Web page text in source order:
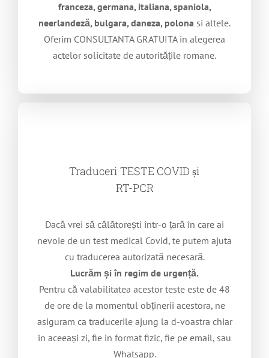
franceza, germana, italiana, spaniola,
neerlandeză, bulgara, daneza, polona si altele.
Oferim CONSULTANTA GRATUITA in alegerea
actelor solicitate de autoritățile romane.
Traduceri TESTE COVID și
RT-PCR
Dacă vrei să călătorești într-o țară în care ai
nevoie de un test medical Covid, te putem ajuta
cu traducerea autorizată necesară.
Lucrăm și în regim de urgență.
Pentru că valabilitatea acestor teste este de 48
de ore de la momentul obținerii acestora, ne
asiguram ca traducerile ajung la d-voastra chiar
în aceeași zi, fie in format fizic, fie pe email, sau
Whatsapp.